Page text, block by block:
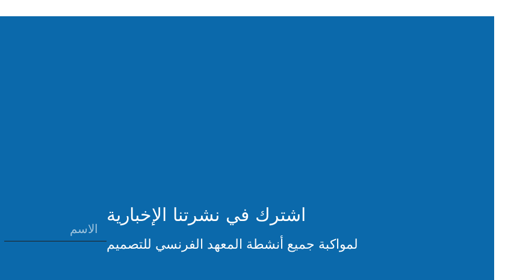
اشترك في نشرتنا الإخبارية
لمواكبة جميع أنشطة المعهد الفرنسي للتصميم